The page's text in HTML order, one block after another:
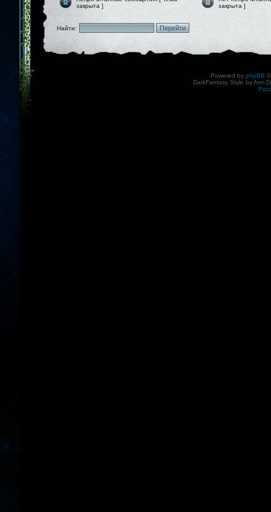
закрыта ]
закрыта ]
Найти:
Powered by phpBB
DarkFantasy Style by Arm